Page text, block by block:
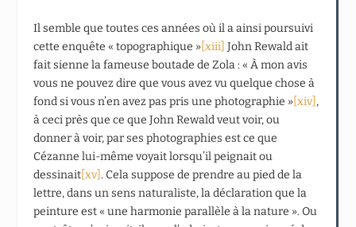
Il semble que toutes ces années où il a ainsi poursuivi
cette enquête « topographique » [xiii] John Rewald ait
fait sienne la fameuse boutade de Zola : « À mon avis
vous ne pouvez dire que vous avez vu quelque chose à
fond si vous n’en avez pas pris une photographie » [xiv] ,
à ceci près que ce que John Rewald veut voir, ou
donner à voir, par ses photographies est ce que
Cézanne lui-même voyait lorsqu’il peignait ou
dessinait [xv]. Cela suppose de prendre au pied de la
lettre, dans un sens naturaliste, la déclaration que la
peinture est « une harmonie parallèle à la nature ». Ou